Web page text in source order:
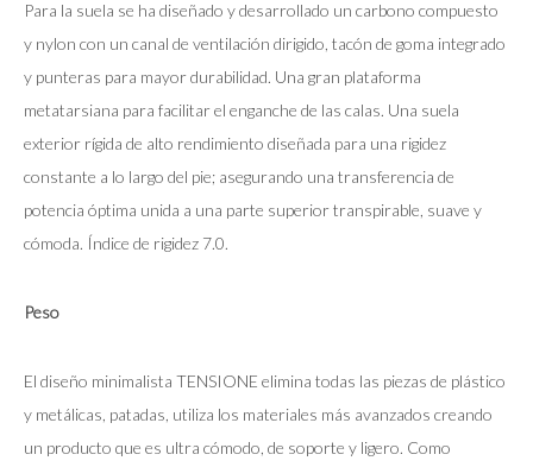
Para la suela se ha diseñado y desarrollado un carbono compuesto
y nylon con un canal de ventilación dirigido, tacón de goma integrado
y punteras para mayor durabilidad. Una gran plataforma
metatarsiana para facilitar el enganche de las calas. Una suela
exterior rígida de alto rendimiento diseñada para una rigidez
constante a lo largo del pie; asegurando una transferencia de
potencia óptima unida a una parte superior transpirable, suave y
cómoda. Índice de rigidez 7.0.
Peso
El diseño minimalista TENSIONE elimina todas las piezas de plástico
y metálicas, patadas, utiliza los materiales más avanzados creando
un producto que es ultra cómodo, de soporte y ligero. Como